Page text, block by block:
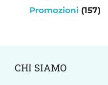
Promozioni 157157
CHI SIAMO